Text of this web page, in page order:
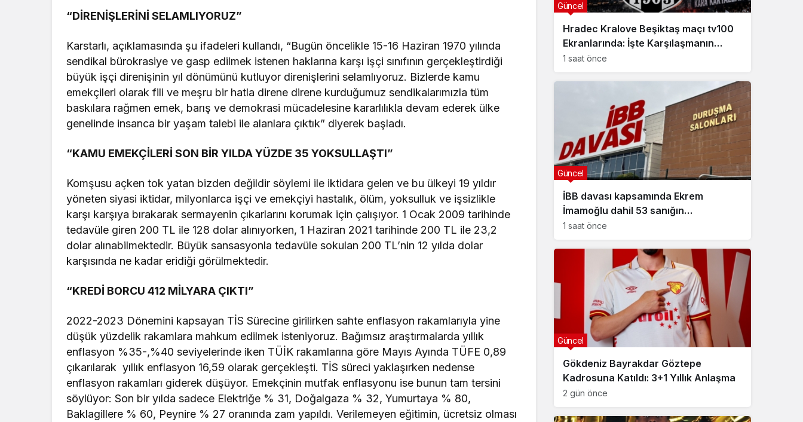
“DİRENİŞLERİNİ SELAMLIYORUZ”
Karstarlı, açıklamasında şu ifadeleri kullandı, “Bugün öncelikle 15-16 Haziran 1970 yılında
sendikal bürokrasiye ve gasp edilmek istenen haklarına karşı işçi sınıfının gerçekleştirdiği
büyük işçi direnişinin yıl dönümünü kutluyor direnişlerini selamlıyoruz. Bizlerde kamu
emekçileri olarak fili ve meşru bir hatla direne direne kurduğumuz sendikalarımızla tüm
baskılara rağmen emek, barış ve demokrasi mücadelesine kararlılıkla devam ederek ülke
genelinde insanca bir yaşam talebi ile alanlara çıktık” diyerek başladı.
“KAMU EMEKÇİLERİ SON BİR YILDA YÜZDE 35 YOKSULLAŞTI”
Komşusu açken tok yatan bizden değildir söylemi ile iktidara gelen ve bu ülkeyi 19 yıldır
yöneten siyasi iktidar, milyonlarca işçi ve emekçiyi hastalık, ölüm, yoksulluk ve işsizlikle
karşı karşıya bırakarak sermayenin çıkarlarını korumak için çalışıyor. 1 Ocak 2009 tarihinde
tedavüle giren 200 TL ile 128 dolar alınıyorken, 1 Haziran 2021 tarihinde 200 TL ile 23,2
dolar alınabilmektedir. Büyük sansasyonla tedavüle sokulan 200 TL’nin 12 yılda dolar
karşısında ne kadar eridiği görülmektedir.
“KREDİ BORCU 412 MİLYARA ÇIKTI”
2022-2023 Dönemini kapsayan TİS Sürecine girilirken sahte enflasyon rakamlarıyla yine
düşük yüzdelik rakamlara mahkum edilmek isteniyoruz. Bağımsız araştırmalarda yıllık
enflasyon %35-,%40 seviyelerinde iken TÜİK rakamlarına göre Mayıs Ayında TÜFE 0,89
çıkarılarak yıllık enflasyon 16,59 olarak gerçekleşti. TİS süreci yaklaşırken nedense
enflasyon rakamları giderek düşüyor. Emekçinin mutfak enflasyonu ise bunun tam tersini
söylüyor: Son bir yılda sadece Elektriğe % 31, Doğalgaza % 32, Yumurtaya % 80,
Baklagillere % 60, Peynire % 27 oranında zam yapıldı. Verilemeyen eğitimin, ücretsiz olması
Hradec Kralove Beşiktaş maçı tv100
Ekranlarında: İşte Karşılaşmanın
Detayları
1 saat önce
Güncel
İBB davası kapsamında Ekrem
İmamoğlu dahil 53 sanığın
tutukluluğuna devam kararı
1 saat önce
Güncel
Gökdeniz Bayrakdar Göztepe
Kadrosuna Katıldı: 3+1 Yıllık Anlaşma
2 gün önce
Güncel